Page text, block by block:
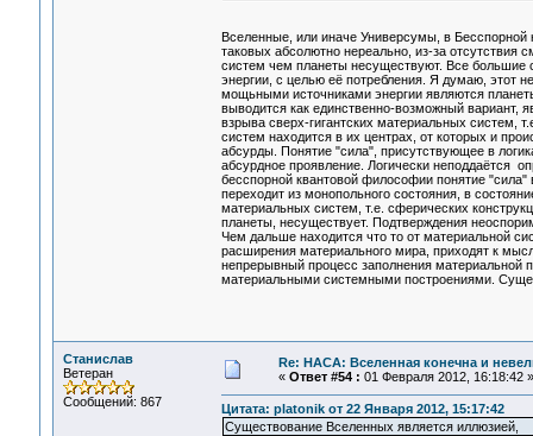
Вселенные, или иначе Универсумы, в
таковых абсолютно нереально, из-за
систем чем планеты несуществуют. Все большие
энергии, с целью её потребления. Я думаю, этот
мощьными источниками энергии являются
выводится как единственно-возможный вариант,
взрыва сверх-гигантских материальных систем,
систем находится в их центрах, от которых и
абсурды. Понятие "сила", присутствующее в
абсурдное проявление. Логически неподдаётся
бесспорной квантовой философии понятие
переходит из монопольного состояния, в
материальных систем, т.е. сферических
планеты, несуществует. Подтверждения
Чем дальше находится что то от материальной
расширения материального мира, приходят к
непрерывный процесс заполнения
материальными системными построениями.
Станислав
Ветеран
Сообщений: 867
Re: НАСА: Вселенная конечна и
« Ответ #54 : 01 Февраля 2012, 16:18:42 »
Цитата: platonik от 22 Января 2012, 15:17:42
Существование Вселенных является иллюзией,